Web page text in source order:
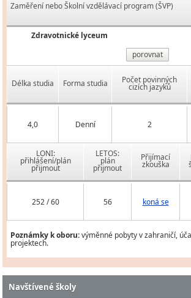
Zaměření nebo Školní vzdělávací program (ŠVP)
Zdravotnické lyceum
porovnat
Délka studia Forma studia Počet povinných
cizích jazyků
4,0 Denní 2
LONI:
přihlášení/plán
přijmout
LETOS:
plán
přijmout
Přijímací
zkouška
252 / 60 56 koná se
Poznámky k oboru:výměnné pobyty v zahraničí,
projektech.
Navštívené školy